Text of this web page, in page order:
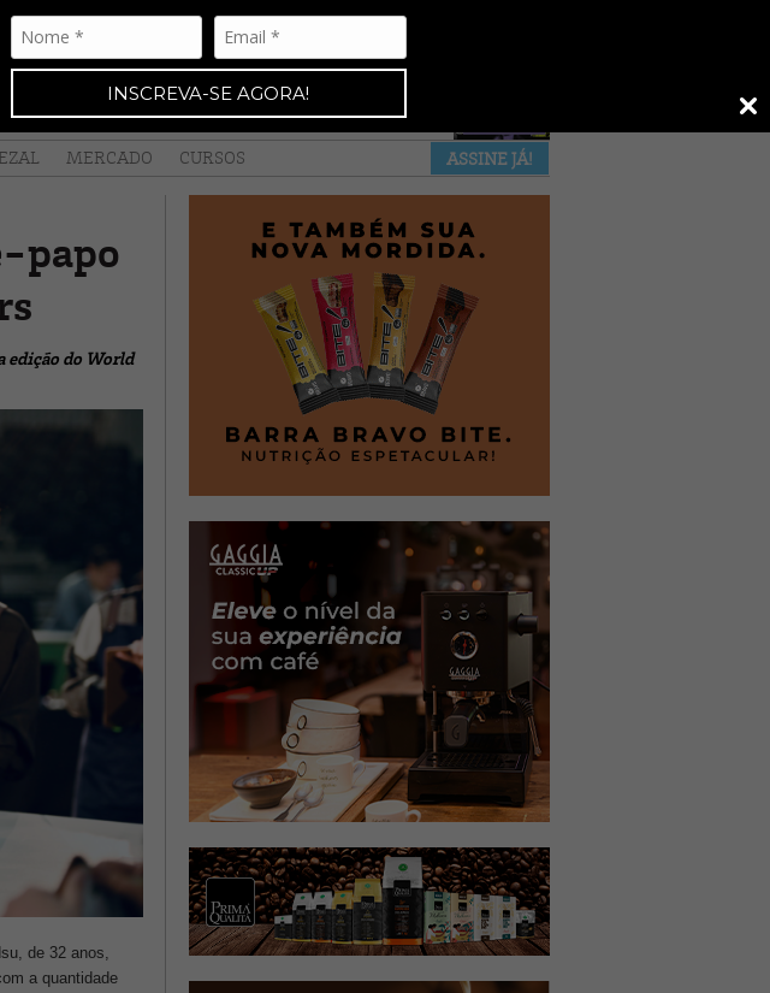
INSCREVA-SE AGORA!
•NAS BANCAS
MERCADO ASSINE JÁ!
CURSOS
papo
edição do World
de 32 anos,
a quantidade